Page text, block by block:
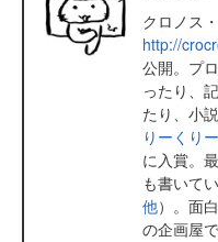
クロノス
http://
公開。プ
ったり、
たり、小
りーくり
に入賞。
も書いて
他）。面
の企画屋